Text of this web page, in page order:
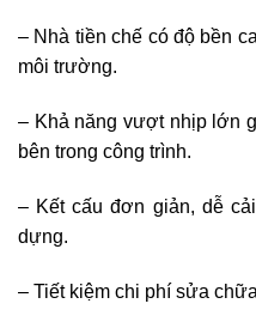
– Nhà tiền chế có độ bền
môi trường.
– Khả năng vượt nhịp lớn
bên trong công trình.
– Kết cấu đơn giản, dễ
dựng.
– Tiết kiệm chi phí sửa